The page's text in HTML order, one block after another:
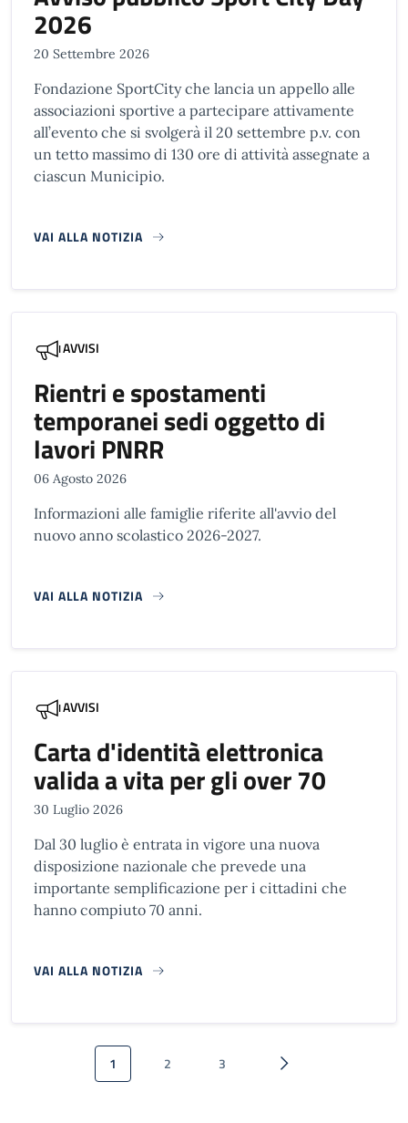
2026
20 Settembre 2026
Fondazione SportCity che lancia un appello alle
associazioni sportive a partecipare attivamente
all’evento che si svolgerà il 20 settembre p.v. con
un tetto massimo di 130 ore di attività assegnate a
ciascun Municipio.
VAI ALLA NOTIZIA
AVVISI
Rientri e spostamenti
temporanei sedi oggetto di
lavori PNRR
06 Agosto 2026
Informazioni alle famiglie riferite all'avvio del
nuovo anno scolastico 2026-2027.
VAI ALLA NOTIZIA
AVVISI
Carta d'identità elettronica
valida a vita per gli over 70
30 Luglio 2026
Dal 30 luglio è entrata in vigore una nuova
disposizione nazionale che prevede una
importante semplificazione per i cittadini che
hanno compiuto 70 anni.
VAI ALLA NOTIZIA
Paginazione
Pagina attuale
1 Pagina
2 Pagina
3 Pagina successiva